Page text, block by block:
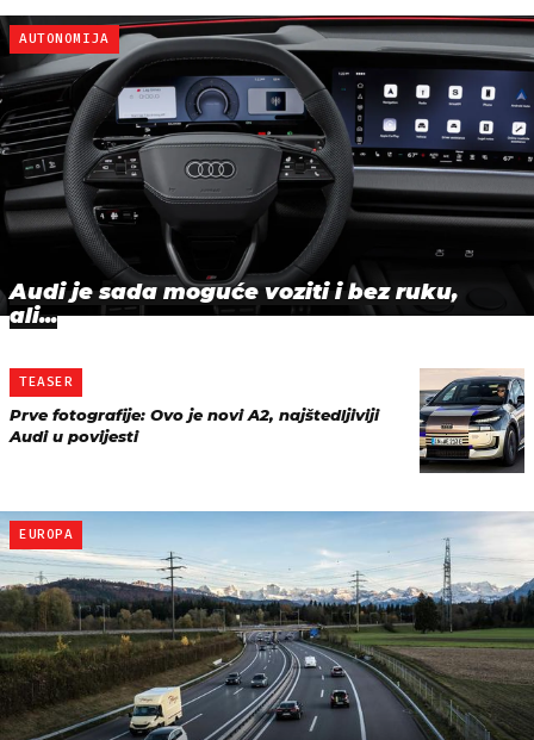
AUTONOMIJA
Audi je sada moguće voziti i bez ruku,
ali...
TEASER
Prve fotografije: Ovo je novi A2, najštedljiviji
Audi u povijesti
EUROPA